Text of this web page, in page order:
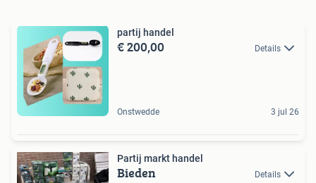
partij handel
€ 200,00 Details
Onstwedde 3 jul 26
Partij markt handel
Bieden Details